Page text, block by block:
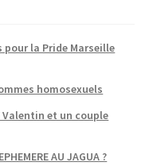
pour la Pride Marseille
homosexuels
et un couple
AU JAGUA ?